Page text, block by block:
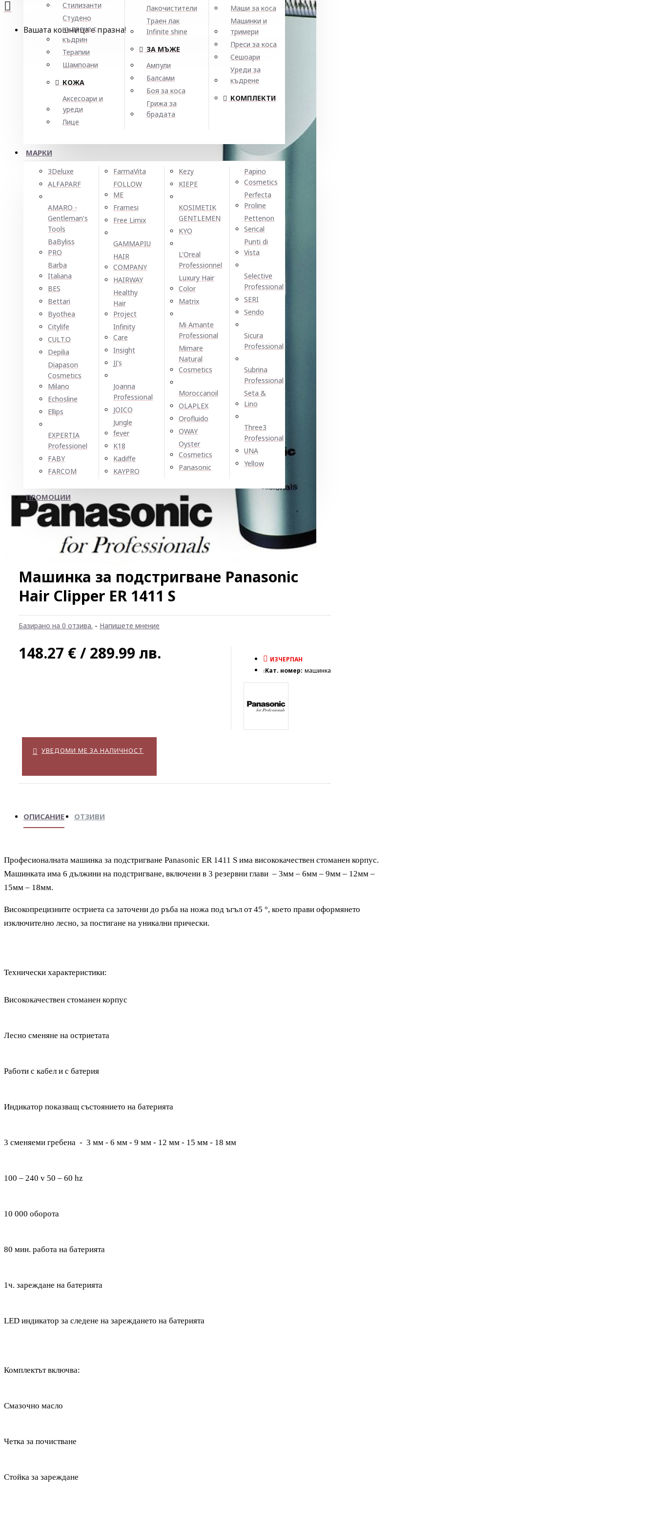
Стилизанти
Студено
къдрене с
къдрин
Терапии
Шампоани
КОЖА
Аксесоари и
уреди
Лице
Лакочистители
Траен лак
Infinite shine
ЗА МЪЖЕ
Ампули
Балсами
Боя за коса
Грижа за
брадата
Маши за коса
Машинки и
тримери
Преси за коса
Сешоари
Уреди за
къдрене
КОМПЛЕКТИ
МАРКИ
3Deluxe
ALFAPARF
AMARO -
Gentleman's
Tools
BaByliss
PRO
Barba
Italiana
BES
Bettari
Byothea
Citylife
CULT.O
Depilia
Diapason
Cosmetics
Milano
Echosline
Ellірѕ
EXPERTIA
Professionel
FABY
FARCOM
FarmaVita
FOLLOW
ME
Framesi
Free Limix
GAMMAPIU
HAIR
COMPANY
HAIRWAY
Healthy
Hair
Project
Infinity
Care
Insight
JJ's
Joanna
Professional
JOICO
Jungle
fever
K18
Kadiffe
KAYPRO
Kezy
KIEPE
KOSIMETIK
GENTLEMEN
KYO
L'Oreal
Professionnel
Luxury Hair
Color
Matrix
Mi Amante
Professional
Mimare
Natural
Cosmetics
Moroccanoil
OLAPLEX
Orofluido
OWAY
Oyster
Cosmetics
Panasonic
Papino
Cosmetics
Perfecta
Proline
Pettenon
Serical
Punti di
Vista
Selective
Professional
SERI
Sendo
Sicura
Professional
Subrina
Professional
Seta &
Lino
Three3
Professional
UNA
Yellow
ПРОМОЦИИ
Вашата кошница е празна!
Машинка за подстригване Panasonic
Hair Clipper ER 1411 S
Базирано на 0 отзива. - Напишете мнение
148.27 € / 289.99 лв.
ИЗЧЕРПАН
Кат. номер: машинка
УВЕДОМИ МЕ ЗА НАЛИЧНОСТ
ОПИСАНИЕ ОТЗИВИ
Професионалната машинка за подстригване Panasonic ER 1411 S има висококачествен стоманен корпус.
Машинката има 6 дължини на подстригване, включени в 3 резервни глави – 3мм – 6мм – 9мм – 12мм –
15мм – 18мм.
Високопрецизните остриета са заточени до ръба на ножа под ъгъл от 45 °, което прави оформянето
изключително лесно, за постигане на уникални прически.
Технически характеристики:
Висококачествен стоманен корпус
Лесно сменяне на остриетата
Работи с кабел и с батерия
Индикатор показващ състоянието на батерията
3 сменяеми гребена - 3 мм - 6 мм - 9 мм - 12 мм - 15 мм - 18 мм
100 – 240 v 50 – 60 hz
10 000 оборота
80 мин. работа на батерията
1ч. зареждане на батерията
LED индикатор за следене на зареждането на батерията
Комплектът включва:
Смазочно масло
Четка за почистване
Стойка за зареждане